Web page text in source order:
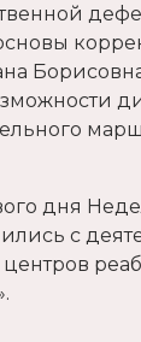
дня
с
центров